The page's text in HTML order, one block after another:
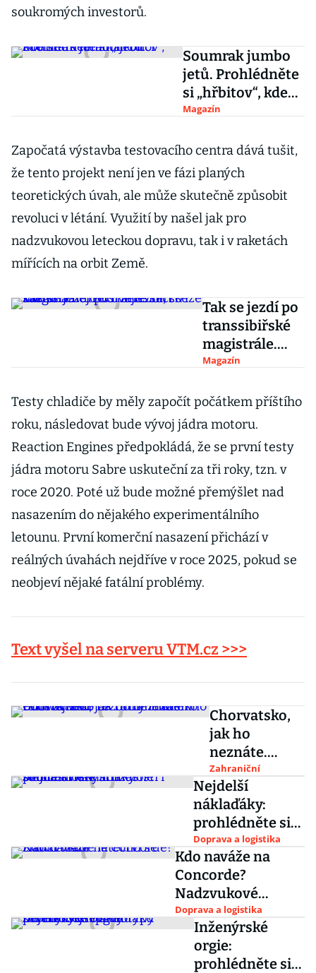
soukromých investorů.
Soumrak jumbo
jetů. Prohlédněte
si „hřbitov“, kde
stará letadla
Magazín
Započatá výstavba testovacího centra dává tušit,
že tento projekt není jen ve fázi planých
teoretických úvah, ale může skutečně způsobit
revoluci v létání. Využití by našel jak pro
nadzvukovou leteckou dopravu, tak i v raketách
mířících na orbit Země.
Tak se jezdí po
transsibiřské
magistrále.
Podívejte se, co
nejdelší
železnici světa
Magazín
Testy chladiče by měly započít počátkem příštího
roku, následovat bude vývoj jádra motoru.
Reaction Engines předpokládá, že se první testy
jádra motoru Sabre uskuteční za tři roky, tzn. v
roce 2020. Poté už bude možné přemýšlet nad
nasazením do nějakého experimentálního
letounu. První komerční nasazení přichází v
reálných úvahách nejdříve v roce 2025, pokud se
neobjeví nějaké fatální problémy.
Text vyšel na serveru VTM.cz >>>
Chorvatsko,
jak ho
neznáte.
Podívejte se
na ruiny
luxusního
turistického
rezortu
nedaleko
Dubrovníku
Zahraniční
Nejdelší
náklaďáky:
prohlédněte si
úžasné silniční
vlaky minulosti i
současnosti
Doprava a logistika
Kdo naváže na
Concorde?
Nadzvukové
letectví se znovu
vrací
Doprava a logistika
Inženýrské
orgie:
prohlédněte si